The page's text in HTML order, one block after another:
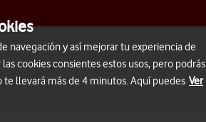
navegación y así mejorar tu experiencia de
cookies consientes estos usos, pero podrás
llevará más de 4 minutos. Aquí puedes Ver